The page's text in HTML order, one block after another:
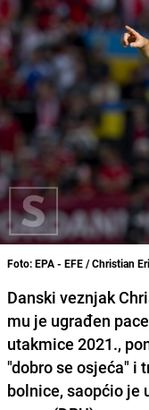
Foto: EPA - EFE / Christian
Danski veznjak
mu je ugrađen
utakmice 2021.,
"dobro se osjeća" i
bolnice, saopćio je